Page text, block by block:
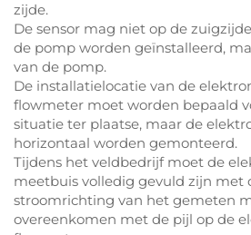
zijde.
De sensor mag niet op de
de pomp worden geïnstalleerd,
van de pomp.
De installatielocatie van de
flowmeter moet worden bepaald
situatie ter plaatse, maar de
horizontaal worden gemonteerd.
Tijdens het veldbedrijf moet de
meetbuis volledig gevuld zijn met
stroomrichting van het gemeten
overeenkomen met de pijl op de